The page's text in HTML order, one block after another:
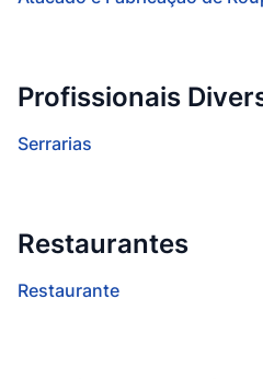
Profissionais
Serrarias
Restaurantes
Restaurante